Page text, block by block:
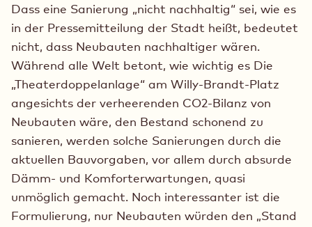
Dass eine Sanierung „nicht nachhaltig“ sei, wie es
in der Pressemitteilung der Stadt heißt, bedeutet
nicht, dass Neubauten nachhaltiger wären.
Während alle Welt betont, wie wichtig es Die
„Theaterdoppelanlage“ am Willy-Brandt-Platz
angesichts der verheerenden CO2-Bilanz von
Neubauten wäre, den Bestand schonend zu
sanieren, werden solche Sanierungen durch die
aktuellen Bauvorgaben, vor allem durch absurde
Dämm- und Komforterwartungen, quasi
unmöglich gemacht. Noch interessanter ist die
Formulierung, nur Neubauten würden den „Stand